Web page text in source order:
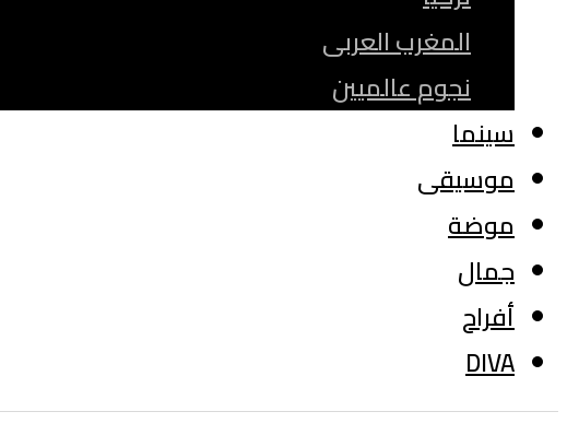
المغرب العربى
نجوم عالميين
سينما
موسيقى
موضة
جمال
أفراح
DIVA